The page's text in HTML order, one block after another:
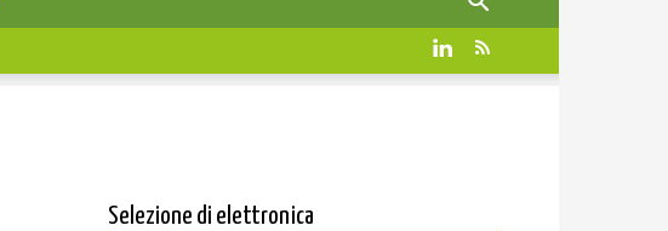
Selezione di elettronica